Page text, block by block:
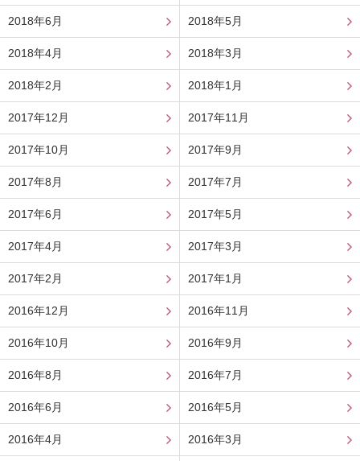
2018年6月 2018年5月
2018年4月 2018年3月
2018年2月 2018年1月
2017年12月 2017年11月
2017年10月 2017年9月
2017年8月 2017年7月
2017年6月 2017年5月
2017年4月 2017年3月
2017年2月 2017年1月
2016年12月 2016年11月
2016年10月 2016年9月
2016年8月 2016年7月
2016年6月 2016年5月
2016年4月 2016年3月